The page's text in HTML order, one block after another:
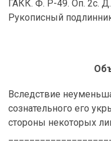
ГАКК. Ф. Р-49. Оп. 2с.
Рукописный
Вследствие
сознательного его
стороны некоторых